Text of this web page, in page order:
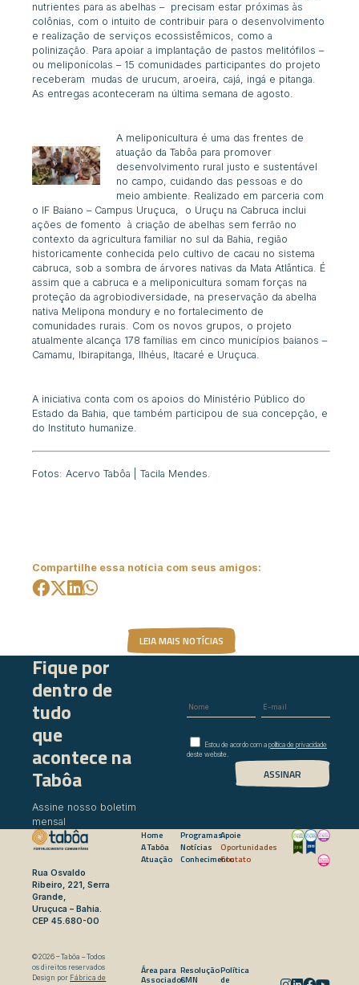
nutrientes para as abelhas – precisam estar próximas às
colônias, com o intuito de contribuir para o desenvolvimento
e realização de serviços ecossistêmicos, como a
polinização. Para apoiar a implantação de pastos melitófilos –
ou meliponícolas – 15 comunidades participantes do projeto
receberam mudas de urucum, aroeira, cajá, ingá e pitanga.
As entregas aconteceram na última semana de agosto.
A meliponicultura é uma das frentes de
atuação da Tabôa para promover
desenvolvimento rural justo e sustentável
no campo, cuidando das pessoas e do
meio ambiente. Realizado em parceria com
o IF Baiano – Campus Uruçuca,
o Uruçu na Cabruca inclui
ações de fomento à criação de abelhas sem ferrão no
contexto da agricultura familiar no sul da Bahia, região
historicamente conhecida pelo cultivo de cacau no sistema
cabruca, sob a sombra de árvores nativas da Mata Atlântica. É
assim que a cabruca e a meliponicultura somam forças na
proteção da agrobiodiversidade, na preservação da abelha
nativa Melipona mondury e no fortalecimento de
comunidades rurais. Com os novos grupos, o projeto
atualmente alcança 178 famílias em cinco municípios baianos –
Camamu, Ibirapitanga, Ilhéus, Itacaré e Uruçuca.
A iniciativa conta com os apoios do Ministério Público do
Estado da Bahia, que também participou de sua concepção, e
do Instituto humanize.
Fotos: Acervo Tabôa | Tacila Mendes.
Compartilhe essa notícia com seus amigos:
LEIA MAIS NOTÍCIAS
Fique por
dentro de
tudo
que
acontece na
Tabôa
Assine nosso boletim
mensal
Estou de acordo com a política de privacidade
deste website.
Rua Osvaldo
Ribeiro, 221, Serra
Grande,
Uruçuca – Bahia.
CEP 45.680-00
Home
A Tabôa
Atuação
Programas
Notícias
Conhecimento
Apoie
Oportunidades
Contato
©2026 – Tabôa – Todos
os direitos reservados
Design por Fábrica de
Área para
Associados
Resolução
CMN
Política
de